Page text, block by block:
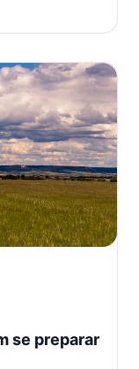
se preparar